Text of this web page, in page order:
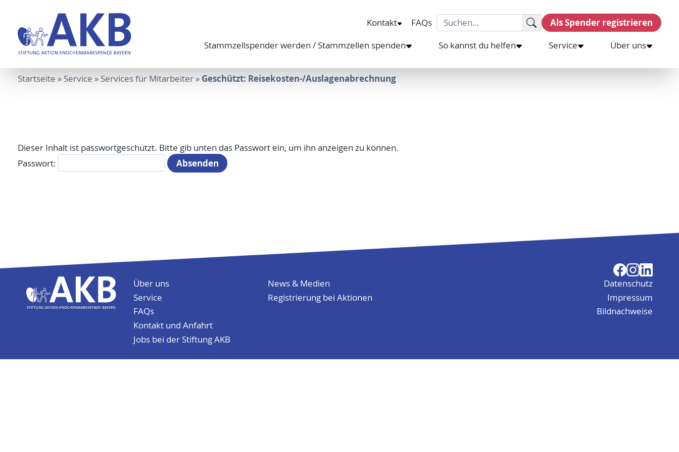
Kontakt FAQs Search for: Als Spender registrieren
Stammzellspender werden / Stammzellen spenden So kannst du helfen Service Über uns
Startseite » Service » Services für Mitarbeiter» Geschützt: Reisekosten-/Auslagenabrechnung
Dieser Inhalt ist passwortgeschützt. Bitte gib unten das Passwort ein, um ihn anzeigen zu können.
Passwort:
Über uns
Service
FAQs
Kontakt und Anfahrt
Jobs bei der Stiftung AKB
News & Medien
Registrierung bei Aktionen
Datenschutz
Impressum
Bildnachweise